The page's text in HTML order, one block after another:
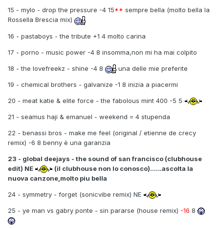
15 - mylo - drop the pressure -4 15** sempre bella (molto bella la
Rossella Brescia mix)
16 - pastaboys - the tribute +1 4 molto carina
17 - porno - music power -4 8 insomma,non mi ha mai colpito
18 - the lovefreekz - shine -4 8 una delle mie preferite
19 - chemical brothers - galvanize -1 8 inizia a piacermi
20 - meat katie & elite force - the fabolous mint 400 -5 5
21 - seamus haji & emanuel - weekend = 4 stupenda
22 - benassi bros - make me feel (original / etienne de crecy
remix) -6 8 benny è una garanzia
23 - global deejays - the sound of san francisco (clubhouse
edit) NE
(il clubhouse non lo conosco)......ascolta la
nuova canzone,molto piu bella
24 - symmetry - forget (sonicvibe remix) NE
25 - ye man vs gabry ponte - sin pararse (house remix) -16 8